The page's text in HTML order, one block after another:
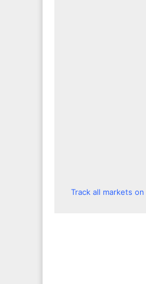
Track all markets